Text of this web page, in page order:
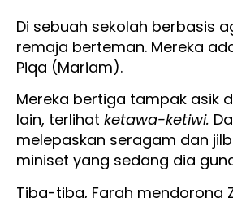
Di sebuah sekolah berbasis
remaja berteman. Mereka
Piqa (Mariam).
Mereka bertiga tampak asik
lain, terlihat ketawa-ketiwi.
melepaskan seragam dan
miniset yang sedang dia
Tiba-tiba, Farah mendorong